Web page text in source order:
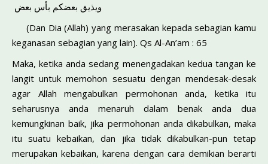
ويذيق بعضكم بأس بعض
(Dan Dia (Allah) yang merasakan kepada sebagian kamu
keganasan sebagian yang lain). Qs Al-An’am : 65
Maka, ketika anda sedang menengadakan kedua tangan ke
langit untuk memohon sesuatu dengan mendesak-desak
agar Allah mengabulkan permohonan anda, ketika itu
seharusnya anda menaruh dalam benak anda dua
kemungkinan baik, jika permohonan anda dikabulkan, maka
itu suatu kebaikan, dan jika tidak dikabulkan-pun tetap
merupakan kebaikan, karena dengan cara demikian berarti